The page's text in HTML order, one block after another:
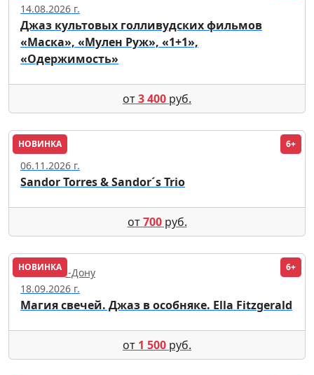
14.08.2026 г.
Джаз культовых голливудских фильмов
«Маска», «Мулен Руж», «1+1»,
«Одержимость»
от3 400 руб.
НОВИНКА 6+
Москва
06.11.2026 г.
Sandor Torres & Sandor´s Trio
от700руб.
НОВИНКА 6+
Ростов-на-Дону
18.09.2026 г.
Магия свечей. Джаз в особняке. Ella Fitzgerald
от 1 500 руб.